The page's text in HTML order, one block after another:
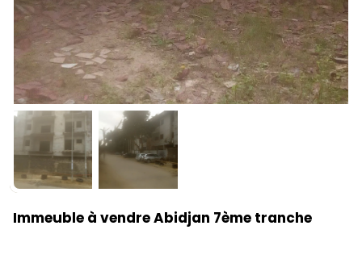
Immeuble à vendre Abidjan 7ème tranche